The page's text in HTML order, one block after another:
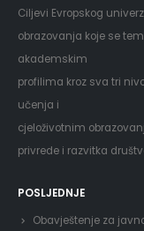
Ciljevi Evropskog
obrazovanja koje se
akademskim
profilima kroz sva tri
učenja i
cjeloživotnim
privrede i razvitka
POSLJEDNJE
Obavještenje za